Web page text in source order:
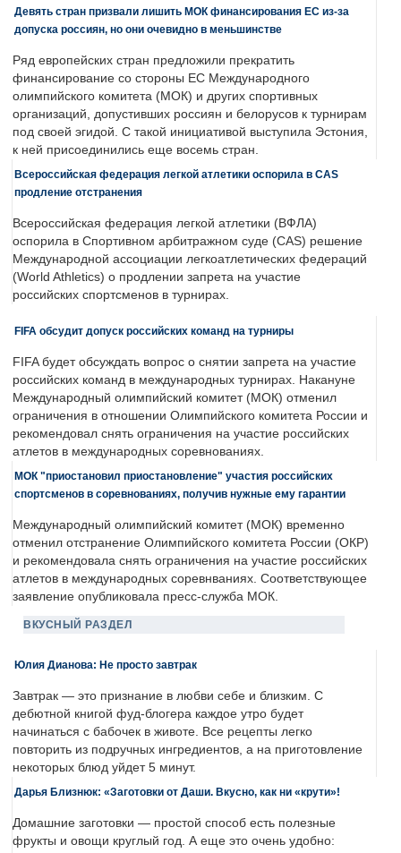
Девять стран призвали лишить МОК финансирования ЕС из-за
допуска россиян, но они очевидно в меньшинстве
Ряд европейских стран предложили прекратить
финансирование со стороны ЕС Международного
олимпийского комитета (МОК) и других спортивных
организаций, допустивших россиян и белорусов к турнирам
под своей эгидой. С такой инициативой выступила Эстония,
к ней присоединились еще восемь стран.
Всероссийская федерация легкой атлетики оспорила в CAS
продление отстранения
Всероссийская федерация легкой атлетики (ВФЛА)
оспорила в Спортивном арбитражном суде (CAS) решение
Международной ассоциации легкоатлетических федераций
(World Athletics) о продлении запрета на участие
российских спортсменов в турнирах.
FIFA обсудит допуск российских команд на турниры
FIFA будет обсуждать вопрос о снятии запрета на участие
российских команд в международных турнирах. Накануне
Международный олимпийский комитет (МОК) отменил
ограничения в отношении Олимпийского комитета России и
рекомендовал снять ограничения на участие российских
атлетов в международных соревнованиях.
МОК "приостановил приостановление" участия российских
спортсменов в соревнованиях, получив нужные ему гарантии
Международный олимпийский комитет (МОК) временно
отменил отстранение Олимпийского комитета России (ОКР)
и рекомендовала снять ограничения на участие российских
атлетов в международных соревнваниях. Соответствующее
заявление опубликовала пресс-служба МОК.
ВКУСНЫЙ РАЗДЕЛ
Юлия Дианова: Не просто завтрак
Завтрак — это признание в любви себе и близким. С
дебютной книгой фуд-блогера каждое утро будет
начинаться с бабочек в животе. Все рецепты легко
повторить из подручных ингредиентов, а на приготовление
некоторых блюд уйдет 5 минут.
Дарья Близнюк: «Заготовки от Даши. Вкусно, как ни «крути»!
Домашние заготовки — простой способ есть полезные
фрукты и овощи круглый год. А еще это очень удобно: